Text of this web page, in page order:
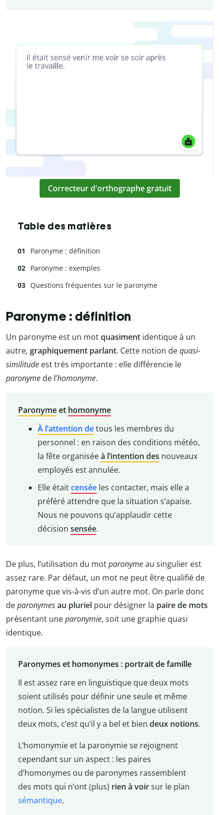
Correcteur d'orthographe gratuit
Table des matières
Paronyme : définition
Paronyme : exemples
Questions fréquentes sur le paronyme
Paronyme : définition
Un paronyme est un motquasiment identique à un
autre, graphiquement parlant. Cette notion dequasi-
similitude est très importante : elle différencie le
paronyme de l’homonyme.
Paronymeet homonyme
À l’attention detous les membres du
personnel : en raison des conditions météo,
la fête organiséeà l’intention des nouveaux
employés est annulée.
Elle étaitcenséeles contacter, mais elle a
préféré attendre que la situation s’apaise.
Nous ne pouvons qu’applaudir cette
décision sensée.
De plus, l’utilisation du motparonymeau singulier est
assez rare. Par défaut, un mot ne peut être qualifié de
paronyme que vis-à-vis d’un autre mot. On parle donc
deparonymesau pluriel pour désigner la paire de mots
présentant uneparonymie, soit une graphie quasi
identique.
Paronymes et homonymes : portrait de famille
Il est assez rare en linguistique que deux mots
soient utilisés pour définir une seule et même
notion. Si les spécialistes de la langue utilisent
deux mots, c’est qu’il y a bel et bien deux notions.
L’homonymie et la paronymie se rejoignent
cependant sur un aspect : les paires
d’homonymes ou de paronymes rassemblent
des mots qui n’ont (plus) rien à voirsur le plan
sémantique.